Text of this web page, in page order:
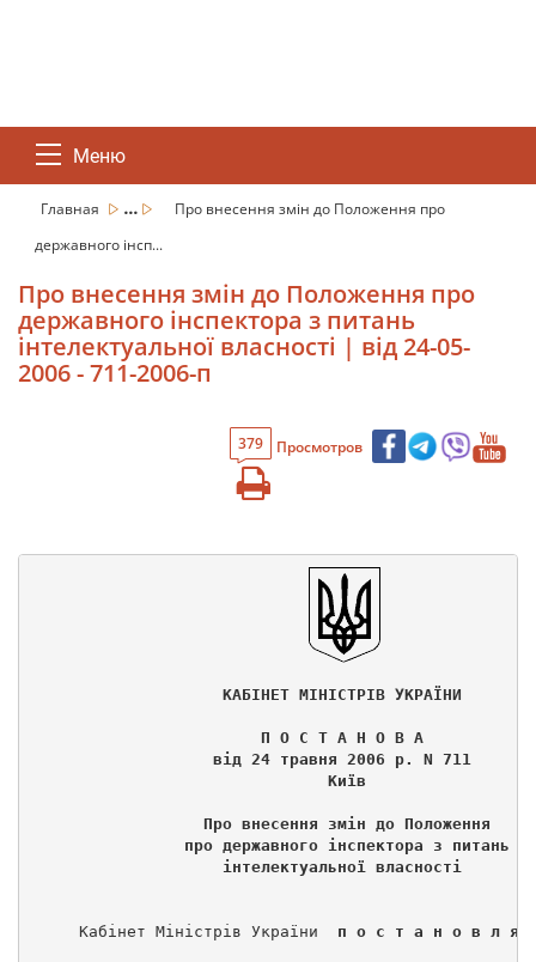
Меню
Главная ...
Про внесення змін до Положення про
державного інсп...
Про внесення змін до Положення про
державного інспектора з питань
інтелектуальної власності | від 24-05-
2006 - 711-2006-п
379 Просмотров
                    КАБІНЕТ МІНІСТРІВ УКРАЇНИ
                        П О С Т А Н О В А
                   від 24 травня 2006 р. N 711
                               Київ
                  Про внесення змін до Положення
                про державного інспектора з питань
                    інтелектуальної власності
     Кабінет Міністрів України
п о с т а н о в л я